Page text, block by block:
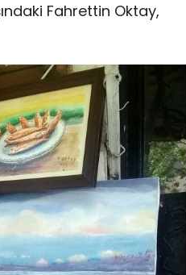
Fahrettin Oktay,